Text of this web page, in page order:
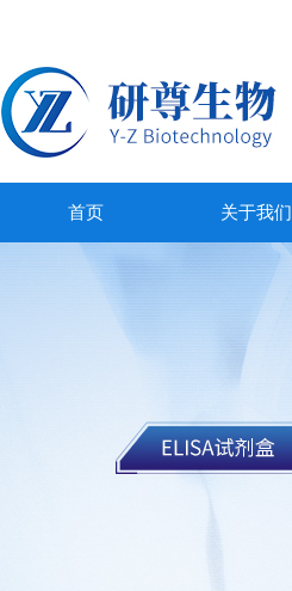
首页 关于我们